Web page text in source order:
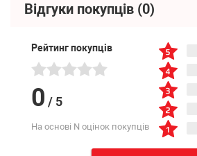
Відгуки покупців (0)
Рейтинг покупців
0 / 5
На основі N оцінок покупців